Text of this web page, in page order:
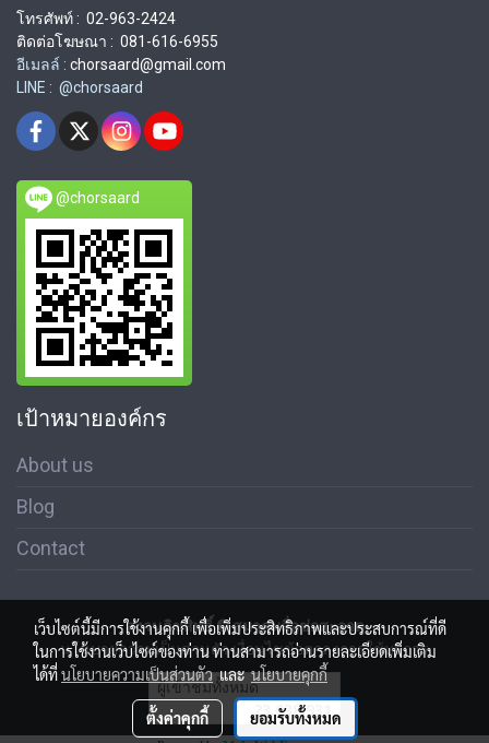
โทรศัพท์ : 02-963-2424
ติดต่อโฆษณา : 081-616-6955
อีเมลล์ : chorsaard@gmail.com
LINE : @chorsaard
@chorsaard
เป้าหมายองค์กร
About us
Blog
Contact
สงวนลิขสิทธิ์ © สมาคมสื่อช่อสะอาด
นโนบายความเป็นส่วนตัว เงื่อนไขข้อตกลงการใช้บริการ
ผู้เข้าชมทั้งหมด
23,038,931
เว็บไซต์นี้มีการใช้งานคุกกี้ เพื่อเพิ่มประสิทธิภาพและประสบการณ์ที่ดี
ในการใช้งานเว็บไซต์ของท่าน ท่านสามารถอ่านรายละเอียดเพิ่มเติม
ได้ที่นโยบายความเป็นส่วนตัวและนโยบายคุกกี้
ตั้งค่าคุกกี้ ยอมรับทั้งหมด